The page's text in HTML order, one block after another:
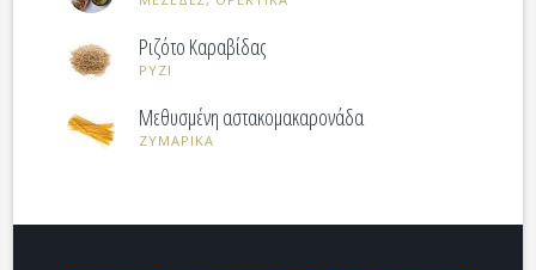
Ριζότο Καραβίδας
ΡΥΖΙ
Μεθυσμένη αστακομακαρονάδα
ΖΥΜΑΡΙΚΑ